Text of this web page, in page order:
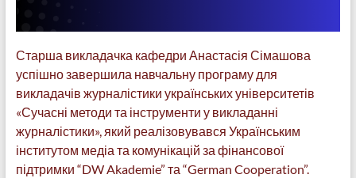
Старша викладачка кафедри Анастасія Сімашова
успішно завершила навчальну програму для
викладачів журналістики українських університетів
«Сучасні методи та інструменти у викладанні
журналістики», який реалізовувався Українським
інститутом медіа та комунікацій за фінансової
підтримки “DW Akademie” та “German Cooperation”.